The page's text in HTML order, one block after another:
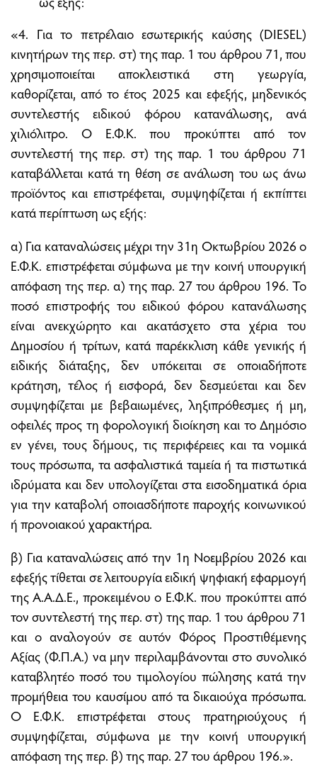
«4. Για το πετρέλαιο εσωτερικής καύσης (DIESEL)
κινητήρων της περ. στ) της παρ. 1 του άρθρου 71, που
χρησιμοποιείται αποκλειστικά στη γεωργία,
καθορίζεται, από το έτος 2025 και εφεξής, μηδενικός
συντελεστής ειδικού φόρου κατανάλωσης, ανά
χιλιόλιτρο. Ο Ε.Φ.Κ. που προκύπτει από τον
συντελεστή της περ. στ) της παρ. 1 του άρθρου 71
καταβάλλεται κατά τη θέση σε ανάλωση του ως άνω
προϊόντος και επιστρέφεται, συμψηφίζεται ή εκπίπτει
κατά περίπτωση ως εξής:
α) Για καταναλώσεις μέχρι την 31η Οκτωβρίου 2026 ο
Ε.Φ.Κ. επιστρέφεται σύμφωνα με την κοινή υπουργική
απόφαση της περ. α) της παρ. 27 του άρθρου 196. Το
ποσό επιστροφής του ειδικού φόρου κατανάλωσης
είναι ανεκχώρητο και ακατάσχετο στα χέρια του
Δημοσίου ή τρίτων, κατά παρέκκλιση κάθε γενικής ή
ειδικής διάταξης, δεν υπόκειται σε οποιαδήποτε
κράτηση, τέλος ή εισφορά, δεν δεσμεύεται και δεν
συμψηφίζεται με βεβαιωμένες, ληξιπρόθεσμες ή μη,
οφειλές προς τη φορολογική διοίκηση και το Δημόσιο
εν γένει, τους δήμους, τις περιφέρειες και τα νομικά
τους πρόσωπα, τα ασφαλιστικά ταμεία ή τα πιστωτικά
ιδρύματα και δεν υπολογίζεται στα εισοδηματικά όρια
για την καταβολή οποιασδήποτε παροχής κοινωνικού
ή προνοιακού χαρακτήρα.
β) Για καταναλώσεις από την 1η Νοεμβρίου 2026 και
εφεξής τίθεται σε λειτουργία ειδική ψηφιακή εφαρμογή
της Α.Α.Δ.Ε., προκειμένου ο Ε.Φ.Κ. που προκύπτει από
τον συντελεστή της περ. στ) της παρ. 1 του άρθρου 71
και ο αναλογούν σε αυτόν Φόρος Προστιθέμενης
Αξίας (Φ.Π.Α.) να μην περιλαμβάνονται στο συνολικό
καταβλητέο ποσό του τιμολογίου πώλησης κατά την
προμήθεια του καυσίμου από τα δικαιούχα πρόσωπα.
Ο Ε.Φ.Κ. επιστρέφεται στους πρατηριούχους ή
συμψηφίζεται, σύμφωνα με την κοινή υπουργική
απόφαση της περ. β) της παρ. 27 του άρθρου 196.».